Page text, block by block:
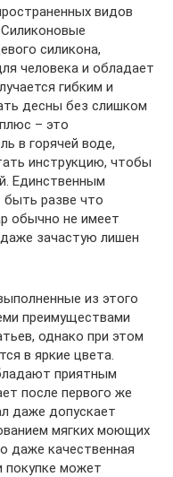
видов
силикона,
человека и обладает
гибким и
десны без слишком
– это
в горячей воде,
инструкцию, чтобы
Единственным
разве что
обычно не имеет
зачастую лишен
из этого
преимуществами
однако при этом
в яркие цвета.
приятным
после первого же
даже допускает
мягких моющих
даже качественная
покупке может